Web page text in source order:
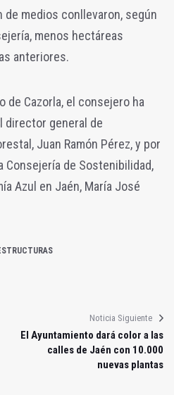
medios conllevaron, según
menos hectáreas
anteriores.
de Cazorla, el consejero ha
director general de
Juan Ramón Pérez, y por
Consejería de Sostenibilidad,
Azul en Jaén, María José
Noticia Siguiente
El Ayuntamiento dará color a las
calles de Jaén con 10.000
nuevas plantas